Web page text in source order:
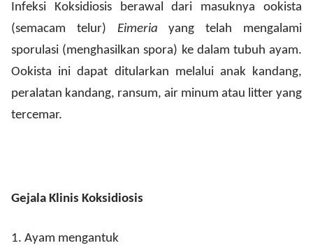
Infeksi Koksidiosis berawal dari masuknya ookista
(semacam telur) Eimeria yang telah mengalami
sporulasi (menghasilkan spora) ke dalam tubuh ayam.
Ookista ini dapat ditularkan melalui anak kandang,
peralatan kandang, ransum, air minum atau litter yang
tercemar.
Gejala Klinis Koksidiosis
1. Ayam mengantuk